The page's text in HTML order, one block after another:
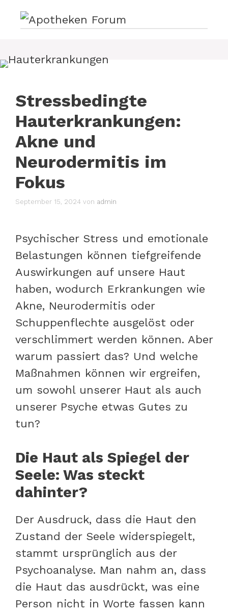
Zum
Inhalt
Stressbedingte
Hauterkrankungen:
Akne und
Neurodermitis im
Fokus
September 15, 2024 von admin
Psychischer Stress und emotionale
Belastungen können tiefgreifende
Auswirkungen auf unsere Haut
haben, wodurch Erkrankungen wie
Akne, Neurodermitis oder
Schuppenflechte ausgelöst oder
verschlimmert werden können. Aber
warum passiert das? Und welche
Maßnahmen können wir ergreifen,
um sowohl unserer Haut als auch
unserer Psyche etwas Gutes zu
tun?
Die Haut als Spiegel der
Seele: Was steckt
dahinter?
Der Ausdruck, dass die Haut den
Zustand der Seele widerspiegelt,
stammt ursprünglich aus der
Psychoanalyse. Man nahm an, dass
die Haut das ausdrückt, was eine
Person nicht in Worte fassen kann